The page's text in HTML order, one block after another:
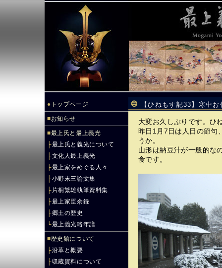
● トップページ
■お知らせ
■最上氏と最上義光
├最上氏と義光について
├文化人最上義光
├最上家をめぐる人々
├小野末三論文集
├ 片桐繁雄執筆資料集
├最上家臣余録
├郷土の歴史
└最上義光略年譜
■歴史館について
├沿革と概要
├収蔵資料について
【ひねもす記33】寒中
大変お久しぶりです。ひ
昨日1月7日は人日の節句
うか。
山形は納豆汁が一般的な
食です。